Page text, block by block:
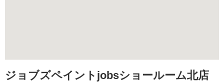
ジョブズペイントjobsショールーム北店